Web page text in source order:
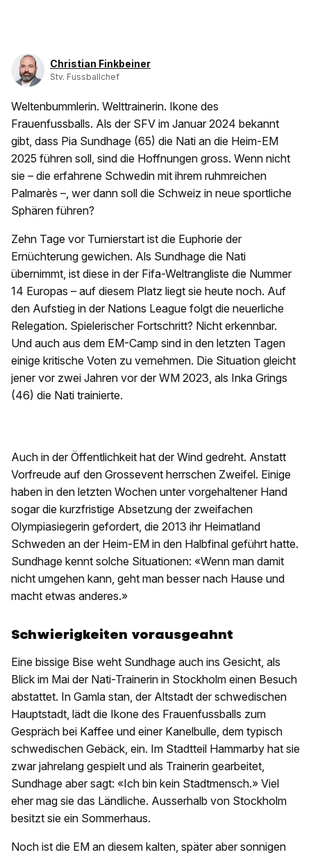
Christian Finkbeiner
Stv. Fussballchef
Weltenbummlerin. Welttrainerin. Ikone des
Frauenfussballs. Als der SFV im Januar 2024 bekannt
gibt, dass Pia Sundhage (65) die Nati an die Heim-EM
2025 führen soll, sind die Hoffnungen gross. Wenn nicht
sie – die erfahrene Schwedin mit ihrem ruhmreichen
Palmarès –, wer dann soll die Schweiz in neue sportliche
Sphären führen?
Zehn Tage vor Turnierstart ist die Euphorie der
Ernüchterung gewichen. Als Sundhage die Nati
übernimmt, ist diese in der Fifa-Weltrangliste die Nummer
14 Europas – auf diesem Platz liegt sie heute noch. Auf
den Aufstieg in der Nations League folgt die neuerliche
Relegation. Spielerischer Fortschritt? Nicht erkennbar.
Und auch aus dem EM-Camp sind in den letzten Tagen
einige kritische Voten zu vernehmen. Die Situation gleicht
jener vor zwei Jahren vor der WM 2023, als Inka Grings
(46) die Nati trainierte.
Auch in der Öffentlichkeit hat der Wind gedreht. Anstatt
Vorfreude auf den Grossevent herrschen Zweifel. Einige
haben in den letzten Wochen unter vorgehaltener Hand
sogar die kurzfristige Absetzung der zweifachen
Olympiasiegerin gefordert, die 2013 ihr Heimatland
Schweden an der Heim-EM in den Halbfinal geführt hatte.
Sundhage kennt solche Situationen: «Wenn man damit
nicht umgehen kann, geht man besser nach Hause und
macht etwas anderes.»
Schwierigkeiten vorausgeahnt
Eine bissige Bise weht Sundhage auch ins Gesicht, als
Blick im Mai der Nati-Trainerin in Stockholm einen Besuch
abstattet. In Gamla stan, der Altstadt der schwedischen
Hauptstadt, lädt die Ikone des Frauenfussballs zum
Gespräch bei Kaffee und einer Kanelbulle, dem typisch
schwedischen Gebäck, ein. Im Stadtteil Hammarby hat sie
zwar jahrelang gespielt und als Trainerin gearbeitet,
Sundhage aber sagt: «Ich bin kein Stadtmensch.» Viel
eher mag sie das Ländliche. Ausserhalb von Stockholm
besitzt sie ein Sommerhaus.
Noch ist die EM an diesem kalten, später aber sonnigen